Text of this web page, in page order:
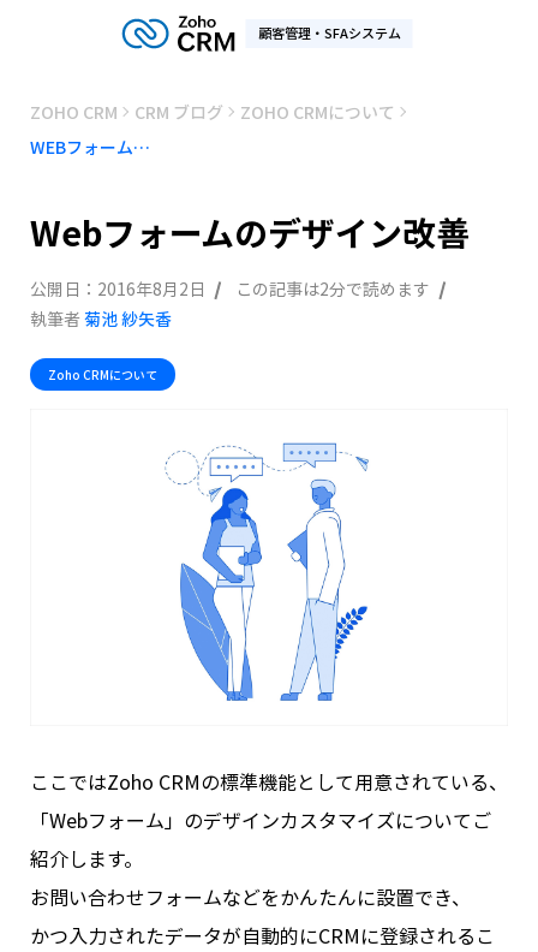
顧客管理・SFAシステム
ZOHO CRM CRM ブログ
ZOHO CRMについて
WEBフォームのデザイン改善
Webフォームのデザイン改善
公開日： 2016年8月2日
この記事は2分で読めます
執筆者 菊池 紗矢香
Zoho CRMについて
ここではZoho CRMの標準機能として用意されている、
「Webフォーム」のデザインカスタマイズについてご
紹介します。
お問い合わせフォームなどをかんたんに設置でき、
かつ入力されたデータが自動的にCRMに登録されるこ